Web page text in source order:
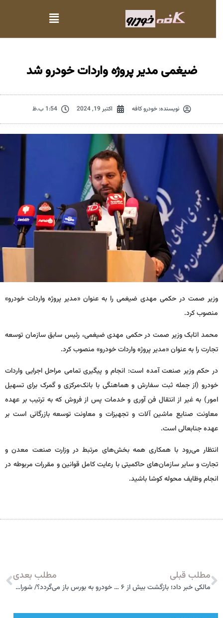
ضیغمی مدیر پروژه واردات خودرو شد
نویسنده:خودرو کافه اکتبر 19, 2024 1:54 ب.ظ
وزیر صمت در حکمی مهدی ضیغمی را به عنوان «مدیر پروژه واردات خودرو»
منصوب کرد.
محمد اتابک وزیر صمت در حکمی مهدی ضیغمی، رئیس سابق سازمان توسعه
تجارت را به عنوان «مدیر پروژه واردات خودرو» منصوب کرد.
در حکم وزیر صنعت آمده است: انجام و پیگیری تمامی مراحل اجرایی واردات
خودرو (از جمله ثبت سفارش و هماهنگی با بانک‌مرکزی و گمرک برای تسهیل
امور) به غیر از انتقال فن آوری و خدمات پس از فروش که به ترتیب بر عهده
معاونت صنایع ماشین آلات و تجهیزات و معاونت توسعه بازرگانی است بر
عهده جنابعالی است.
انتظار می‌رود با همکاری همه بخش‌های مرتبط در وزارت صنعت معدن و
تجارت و سایر سازمان‌های حاکمیتی با رعایت کامل قوانین و مقررات مربوطه در
انجام وظایف محوله کوشا باشید.
مطلب قبلی
مالکی خبر داد؛ بازگشت بیش از ۶ هزار خودرو غیرفعال به ناوگان تاکسیرانی
مطلب بعدی
خودرو به بورس باز می‌گردد؟/ شورای رقابت: قانون تغییر نمی‌کند